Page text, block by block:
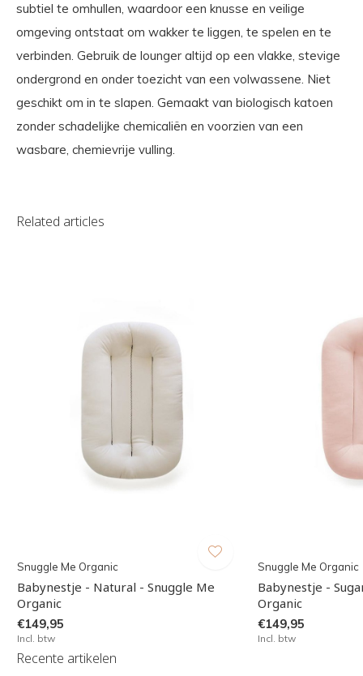
subtiel te omhullen, waardoor een knusse en veilige
omgeving ontstaat om wakker te liggen, te spelen en te
verbinden. Gebruik de lounger altijd op een vlakke, stevige
ondergrond en onder toezicht van een volwassene. Niet
geschikt om in te slapen. Gemaakt van biologisch katoen
zonder schadelijke chemicaliën en voorzien van een
wasbare, chemievrije vulling.
Related articles
Snuggle Me Organic
Babynestje - Natural - Snuggle Me
Organic
€149,95
Incl. btw
Snuggle Me Organic
Babynestje -
Organic
€149,95
Incl. btw
Recente artikelen